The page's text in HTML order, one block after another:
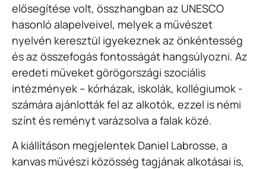
elősegítése volt, összhangban az UNESCO
hasonló alapelveivel, melyek a művészet
nyelvén keresztül igyekeznek az önkéntesség
és az összefogás fontosságát hangsúlyozni. Az
eredeti műveket görögországi szociális
intézmények – kórházak, iskolák, kollégiumok -
számára ajánlották fel az alkotók, ezzel is némi
színt és reményt varázsolva a falak közé.
A kiállításon megjelentek Daniel Labrosse, a
kanvas művészi közösség tagjának alkotásai is,